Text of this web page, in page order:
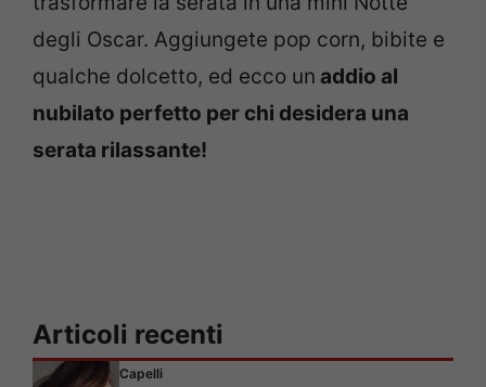
degli Oscar. Aggiungete pop corn, bibite e
qualche dolcetto, ed ecco un addio al
nubilato perfetto per chi desidera una
serata rilassante!
Articoli recenti
Capelli